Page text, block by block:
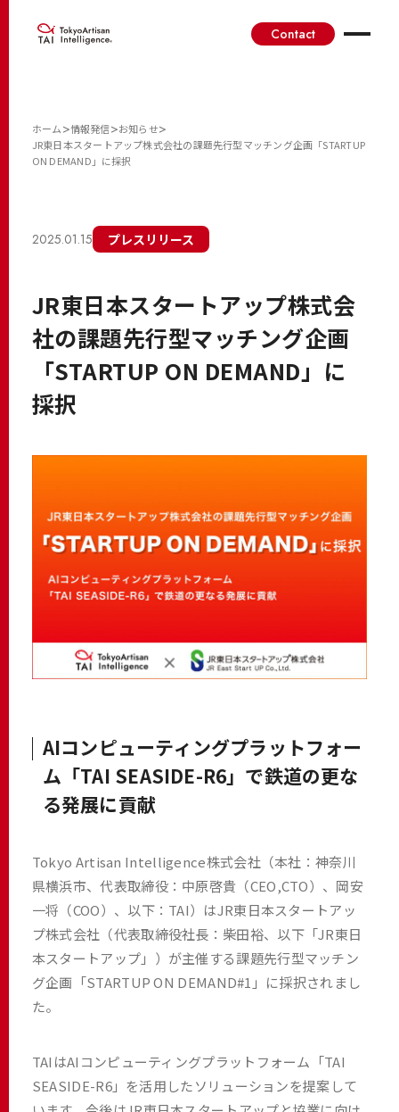
Contact
ホーム>情報発信>お知らせ>
JR東日本スタートアップ株式会社の課題先行型マッチング企画「STARTUP
ON DEMAND」に採択
2025.01.15 プレスリリース
JR東日本スタートアップ株式会
社の課題先行型マッチング企画
「STARTUP ON DEMAND」に
採択
AIコンピューティングプラットフォー
ム「TAI SEASIDE-R6」で鉄道の更な
る発展に貢献
Tokyo Artisan Intelligence株式会社（本社：神奈川
県横浜市、代表取締役：中原啓貴（CEO,CTO）、岡安
一将（COO）、以下：TAI）はJR東日本スタートアッ
プ株式会社（代表取締役社長：柴田裕、以下「JR東日
本スタートアップ」）が主催する課題先行型マッチン
グ企画「STARTUP ON DEMAND#1」に採択されまし
た。
TAIはAIコンピューティングプラットフォーム「TAI
SEASIDE-R6」を活用したソリューションを提案して